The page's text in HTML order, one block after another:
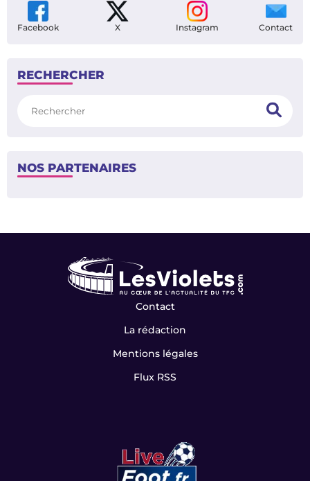
Facebook X Instagram Contact
RECHERCHER
NOS PARTENAIRES
Contact
La rédaction
Mentions légales
Flux RSS